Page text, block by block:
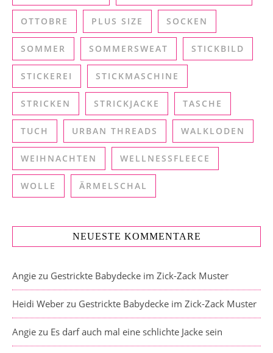
OTTOBRE PLUS SIZE SOCKEN
SOMMER SOMMERSWEAT STICKBILD
STICKEREI STICKMASCHINE
STRICKEN STRICKJACKE TASCHE
TUCH URBAN THREADS WALKLODEN
WEIHNACHTEN WELLNESSFLEECE
WOLLE ÄRMELSCHAL
NEUESTE KOMMENTARE
Angie zu Gestrickte Babydecke im Zick-Zack Muster
Heidi Weber zu Gestrickte Babydecke im Zick-Zack Muster
Angie zu Es darf auch mal eine schlichte Jacke sein